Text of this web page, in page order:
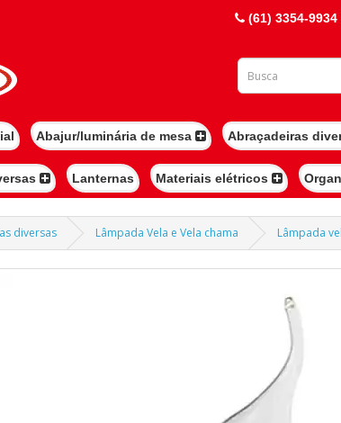
(61) 3354-9934
Abajur/luminária de mesa Abraçadeiras
Lanternas Materiais elétricos
diversas Lâmpada Vela e Vela chama Lâmpada